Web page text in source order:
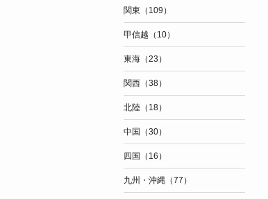
関東（109）
甲信越（10）
東海（23）
関西（38）
北陸（18）
中国（30）
四国（16）
九州・沖縄（77）